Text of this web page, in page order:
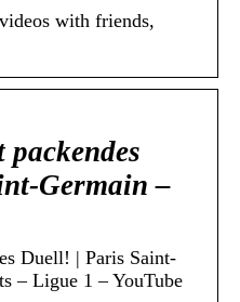
with friends,
packendes
Germain –
Duell! | Paris Saint-
– Ligue 1 – YouTube